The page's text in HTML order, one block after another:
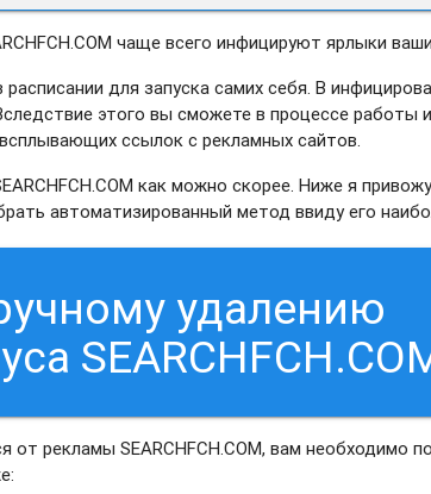
чаще всего инфицируют ярлыки
для запуска самих себя. В
этого вы сможете в процессе работы
ссылок с рекламных сайтов.
как можно скорее. Ниже я
автоматизированный метод ввиду его
удалению
рекламы SEARCHFCH.COM, вам необходимо